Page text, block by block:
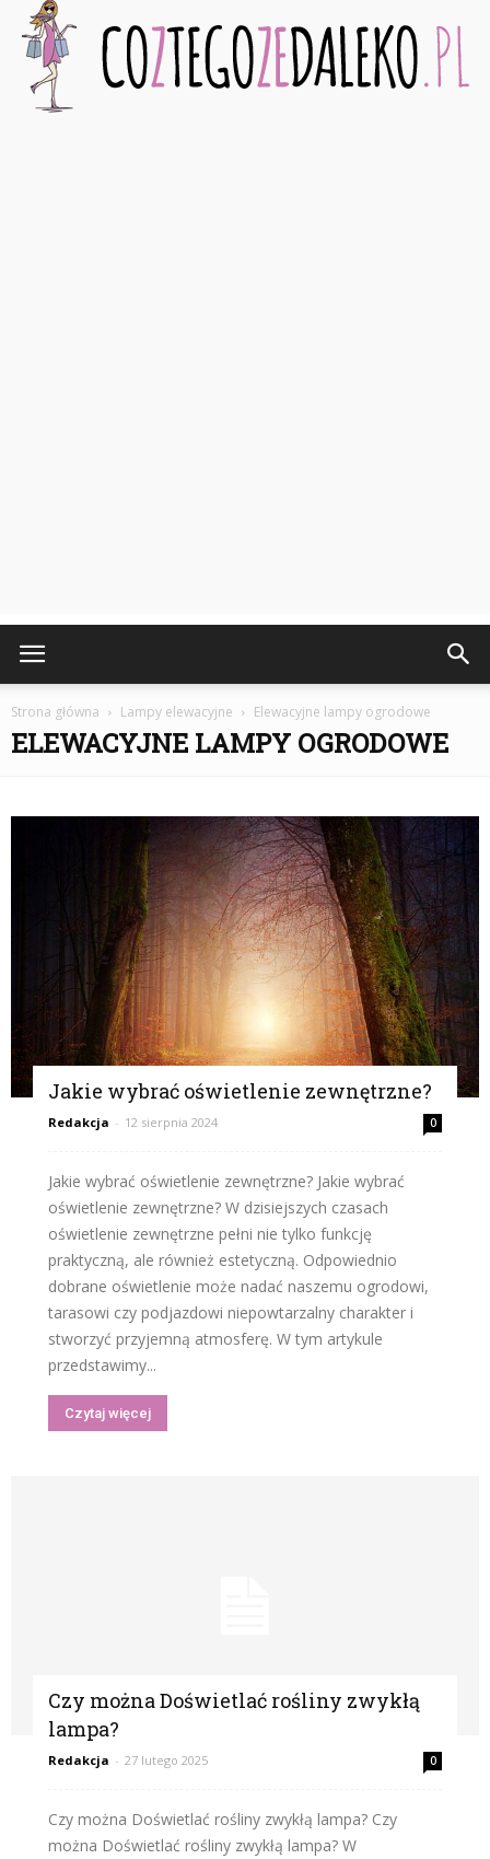
Strona główna Lampy elewacyjne Elewacyjne lampy ogrodowe
ELEWACYJNE LAMPY OGRODOWE
Jakie wybrać oświetlenie zewnętrzne?
Redakcja - 12 sierpnia 2024 0
Jakie wybrać oświetlenie zewnętrzne? Jakie wybrać
oświetlenie zewnętrzne? W dzisiejszych czasach
oświetlenie zewnętrzne pełni nie tylko funkcję
praktyczną, ale również estetyczną. Odpowiednio
dobrane oświetlenie może nadać naszemu ogrodowi,
tarasowi czy podjazdowi niepowtarzalny charakter i
stworzyć przyjemną atmosferę. W tym artykule
przedstawimy...
Czytaj więcej
Czy można Doświetlać rośliny zwykłą
lampa?
Redakcja - 27 lutego 2025 0
Czy można Doświetlać rośliny zwykłą lampa? Czy
można Doświetlać rośliny zwykłą lampa? W